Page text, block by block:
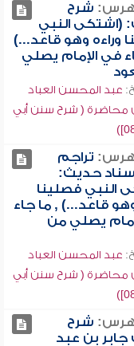
شرح
(اشتكى النبي
وراءه وهو قاعد...)
في الإمام يصلي
عبد المحسن العباد
محاضرة ( شرح سنن أبي
تراجم
حديث:
النبي فصلينا
وهو قاعد...) , ما جاء
يصلي من
عبد المحسن العباد
محاضرة ( شرح سنن أبي
شرح
بن عبد